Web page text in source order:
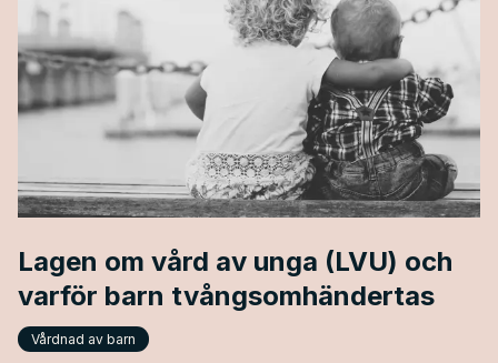
Lagen om vård av unga (LVU) och
varför barn tvångsomhändertas
Vårdnad av barn